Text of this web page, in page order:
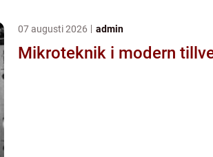
07 augusti 2026 admin
Mikroteknik i modern